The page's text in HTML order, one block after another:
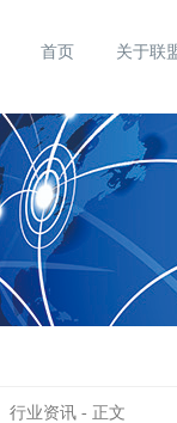
首页 关于联
行业资讯 - 正文